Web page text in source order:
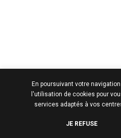
En poursuivant votre
l'utilisation de cookies pour
services adaptés à vos
JE REFUSE